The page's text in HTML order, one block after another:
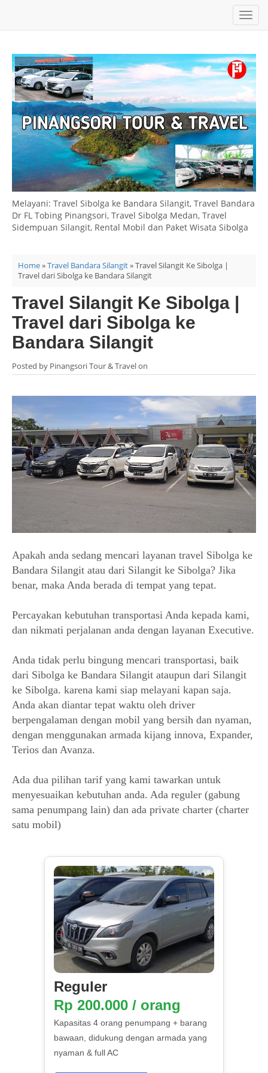
T
o
g
l
e
n
a
v
i
g
a
t
i
o
n
Melayani: Travel Sibolga ke Bandara Silangit, Travel Bandara
Dr FL Tobing Pinangsori, Travel Sibolga Medan, Travel
Sidempuan Silangit, Rental Mobil dan Paket Wisata Sibolga
Home»Travel Bandara Silangit» Travel Silangit Ke Sibolga |
Travel dari Sibolga ke Bandara Silangit
Travel Silangit Ke Sibolga |
Travel dari Sibolga ke
Bandara Silangit
Posted by Pinangsori Tour & Travel on
Apakah anda sedang mencari layanan travel Sibolga ke
Bandara Silangit atau dari Silangit ke Sibolga? Jika
benar, maka Anda berada di tempat yang tepat.
Percayakan kebutuhan transportasi Anda kepada kami,
dan nikmati perjalanan anda dengan layanan Executive.
Anda tidak perlu bingung mencari transportasi, baik
dari Sibolga ke Bandara Silangit ataupun dari Silangit
ke Sibolga. karena kami siap melayani kapan saja.
Anda akan diantar tepat waktu oleh driver
berpengalaman dengan mobil yang bersih dan nyaman,
dengan menggunakan armada kijang innova, Expander,
Terios dan Avanza.
Ada dua pilihan tarif yang kami tawarkan untuk
menyesuaikan kebutuhan anda. Ada reguler (gabung
sama penumpang lain) dan ada private charter (charter
satu mobil)
Reguler
Rp 200.000 / orang
Kapasitas 4 orang penumpang + barang
bawaan, didukung dengan armada yang
nyaman & full AC